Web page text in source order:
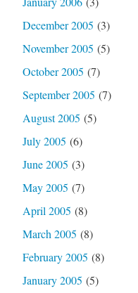
December 2005 (3)
November 2005 (5)
October 2005 (7)
September 2005 (7)
August 2005 (5)
July 2005 (6)
June 2005 (3)
May 2005 (7)
April 2005 (8)
March 2005 (8)
February 2005 (8)
January 2005 (5)